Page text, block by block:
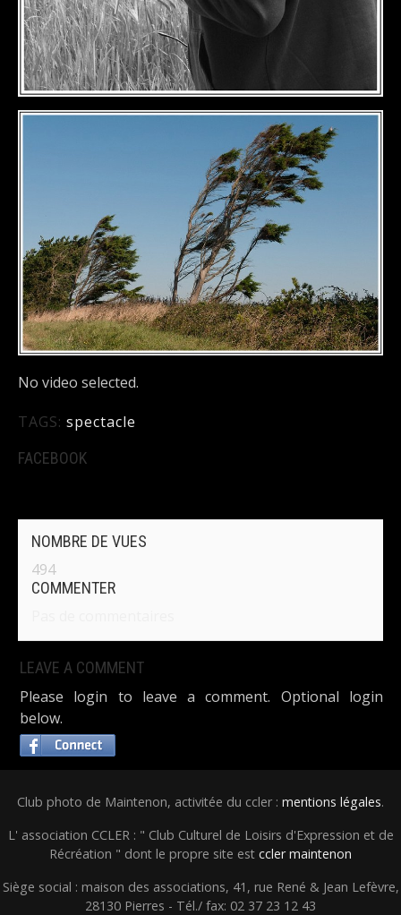
DÉTAILS
No video selected.
TAGS: spectacle
FACEBOOK
NOMBRE DE VUES
494
COMMENTER
LEAVE A COMMENT
Please login to leave a comment. Optional login
below.
Club photo de Maintenon, activitée du ccler : mentions légales.
L' association CCLER : " Club Culturel de Loisirs d'Expression et de
Récréation " dont le propre site est ccler maintenon
Siège social : maison des associations, 41, rue René & Jean Lefèvre,
28130 Pierres - Tél./ fax: 02 37 23 12 43